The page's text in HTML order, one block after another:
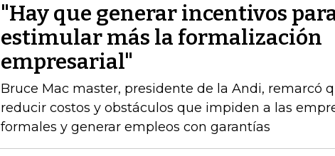
"Hay que generar incentivos
estimular más la formalización
empresarial"
Bruce Mac master, presidente de la Andi, remarcó
reducir costos y obstáculos que impiden a las
formales y generar empleos con garantías